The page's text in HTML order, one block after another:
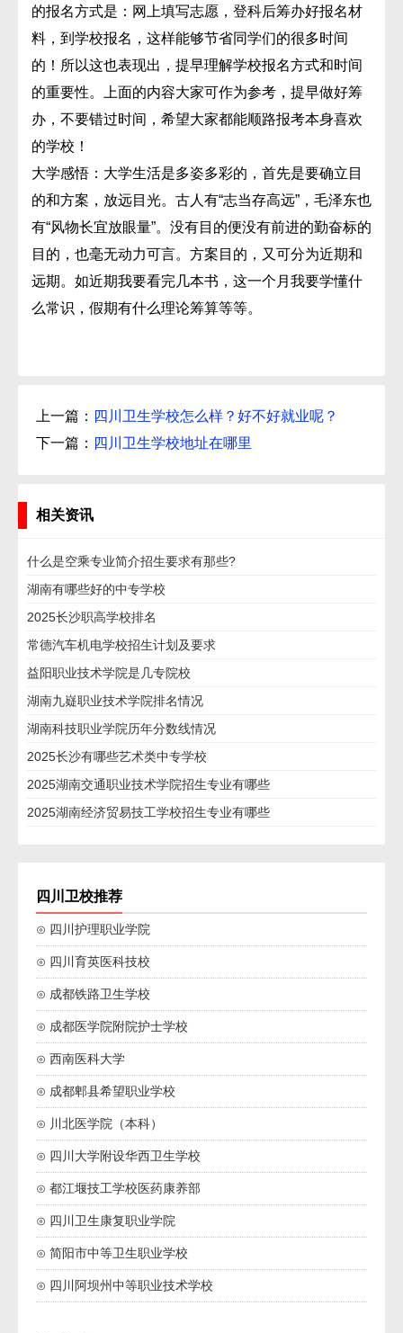
的报名方式是：网上填写志愿，登科后筹办好报名材
料，到学校报名，这样能够节省同学们的很多时间
的！所以这也表现出，提早理解学校报名方式和时间
的重要性。上面的内容大家可作为参考，提早做好筹
办，不要错过时间，希望大家都能顺路报考本身喜欢
的学校！
大学感悟：大学生活是多姿多彩的，首先是要确立目
的和方案，放远目光。古人有“志当存高远”，毛泽东也
有“风物长宜放眼量”。没有目的便没有前进的勤奋标的
目的，也毫无动力可言。方案目的，又可分为近期和
远期。如近期我要看完几本书，这一个月我要学懂什
么常识，假期有什么理论筹算等等。
上一篇： 四川卫生学校怎么样？好不好就业呢？
下一篇： 四川卫生学校地址在哪里
相关资讯
什么是空乘专业简介招生要求有那些?
湖南有哪些好的中专学校
2025长沙职高学校排名
常德汽车机电学校招生计划及要求
益阳职业技术学院是几专院校
湖南九嶷职业技术学院排名情况
湖南科技职业学院历年分数线情况
2025长沙有哪些艺术类中专学校
2025湖南交通职业技术学院招生专业有哪些
2025湖南经济贸易技工学校招生专业有哪些
四川卫校推荐
⊙ 四川护理职业学院
⊙ 四川育英医科技校
⊙ 成都铁路卫生学校
⊙ 成都医学院附院护士学校
⊙ 西南医科大学
⊙ 成都郫县希望职业学校
⊙ 川北医学院（本科）
⊙ 四川大学附设华西卫生学校
⊙ 都江堰技工学校医药康养部
⊙ 四川卫生康复职业学院
⊙ 简阳市中等卫生职业学校
⊙ 四川阿坝州中等职业技术学校